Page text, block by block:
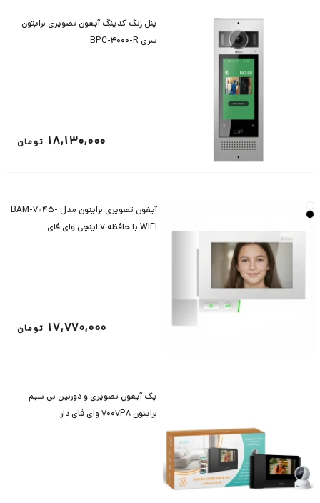
پنل زنگ کدینگ آیفون تصویری برایتون
سری BPC-4000-R
18,130,000 تومان
آیفون تصویری برایتون مدل BAM-7045-
WIFI با حافظه 7 اینچی وای فای
17,770,000 تومان
پک آیفون تصویری و دوربین بی سیم
برایتون 7007P8 وای فای دار